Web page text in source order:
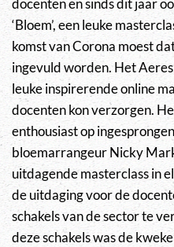
docenten en sinds dit jaar
‘Bloem’, een leuke
komst van Corona moest
ingevuld worden. Het
leuke inspirerende online
docenten kon verzorgen.
enthousiast op
bloemarrangeur Nicky
uitdagende masterclass in
de uitdaging voor de
schakels van de sector te
deze schakels was de